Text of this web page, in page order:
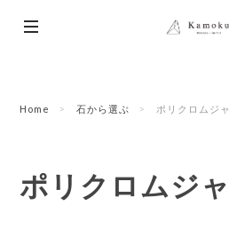
Home 石から選ぶ ポリクロムジ
ポリクロムジ